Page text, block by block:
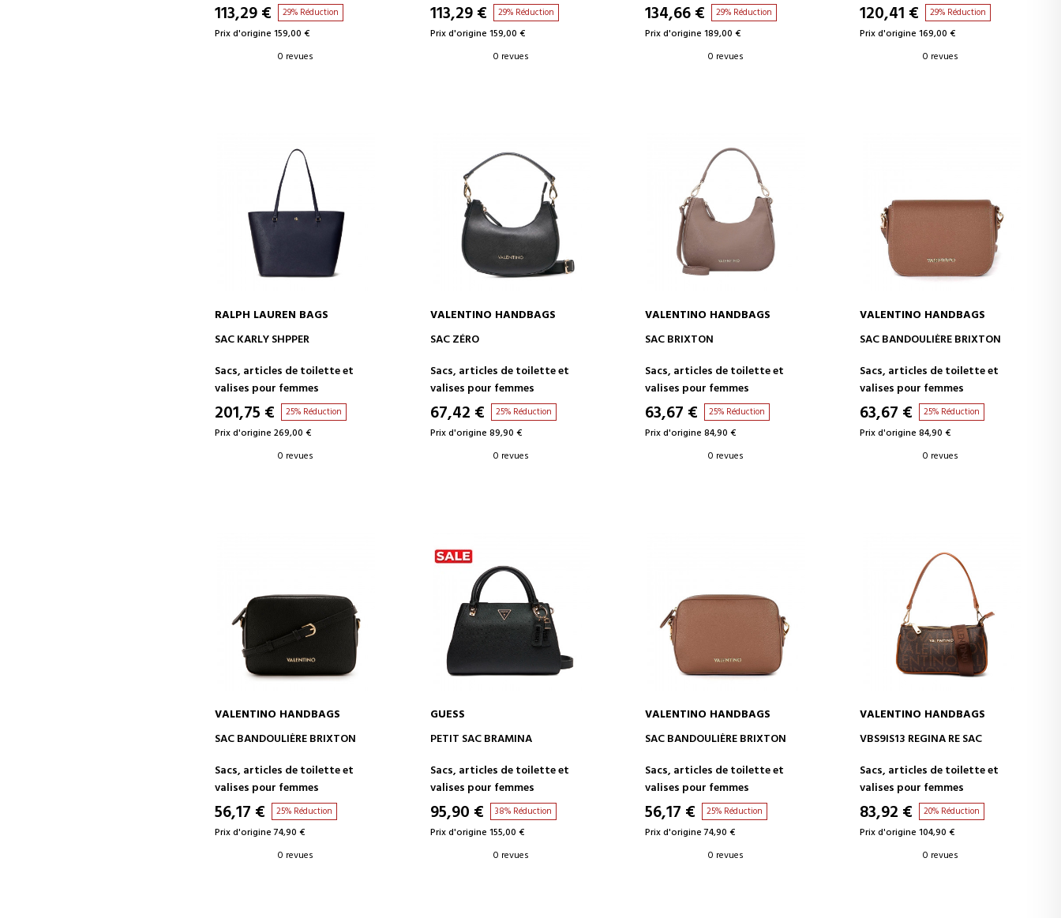
113,29 € 29% Réduction
Prix d'origine 159,00 €
0 revues
113,29 € 29% Réduction
Prix d'origine 159,00 €
0 revues
134,66 € 29% Réduction
Prix d'origine 189,00 €
0 revues
120,41 € 29% Réduction
Prix d'origine 169,00 €
0 revues
AJOUTER AU PANIER
RALPH LAUREN BAGS
SAC KARLY SHPPER
Sacs, articles de toilette et
valises pour femmes
201,75 € 25% Réduction
Prix d'origine 269,00 €
0 revues
AJOUTER AU PANIER
VALENTINO HANDBAGS
SAC ZÉRO
Sacs, articles de toilette et
valises pour femmes
67,42 € 25% Réduction
Prix d'origine 89,90 €
0 revues
AJOUTER AU PANIER
VALENTINO HANDBAGS
SAC BRIXTON
Sacs, articles de toilette et
valises pour femmes
63,67 € 25% Réduction
Prix d'origine 84,90 €
0 revues
AJOUTER AU PANIER
VALENTINO HANDBAGS
SAC BANDOULIÈRE BRIXTON
Sacs, articles de toilette et
valises pour femmes
63,67 € 25% Réduction
Prix d'origine 84,90 €
0 revues
AJOUTER AU PANIER
VALENTINO HANDBAGS
SAC BANDOULIÈRE BRIXTON
Sacs, articles de toilette et
valises pour femmes
56,17 € 25% Réduction
Prix d'origine 74,90 €
0 revues
AJOUTER AU PANIER
GUESS
PETIT SAC BRAMINA
Sacs, articles de toilette et
valises pour femmes
95,90 € 38% Réduction
Prix d'origine 155,00 €
0 revues
AJOUTER AU PANIER
VALENTINO HANDBAGS
SAC BANDOULIÈRE BRIXTON
Sacs, articles de toilette et
valises pour femmes
56,17 € 25% Réduction
Prix d'origine 74,90 €
0 revues
AJOUTER AU PANIER
VALENTINO HANDBAGS
VBS9IS13 REGINA RE SAC
Sacs, articles de toilette et
valises pour femmes
83,92 € 20% Réduction
Prix d'origine 104,90 €
0 revues